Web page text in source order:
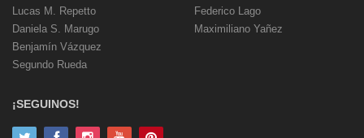
Lucas M. Repetto
Daniela S. Marugo
Benjamín Vázquez
Segundo Rueda
Federico Lago
Maximiliano Yañez
¡SEGUINOS!